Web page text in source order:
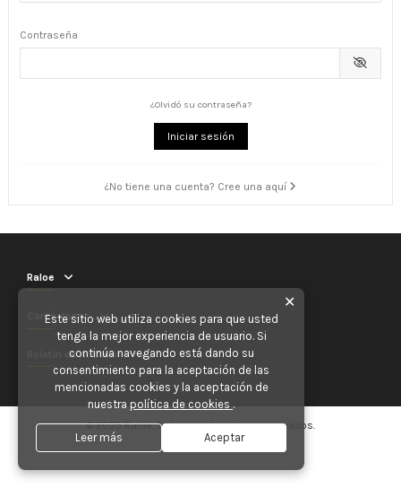
Contraseña
¿Olvidó su contraseña?
Iniciar sesión
¿No tiene una cuenta? Cree una aquí
Raloe
Contáctenos
Boletín de noticias
© 2025 Raloe. Todos los derechos reservados.
✕
Este sitio web utiliza cookies para que usted
tenga la mejor experiencia de usuario. Si
continúa navegando está dando su
consentimiento para la aceptación de las
mencionadas cookies y la aceptación de
nuestra política de cookies .
Leer más Aceptar